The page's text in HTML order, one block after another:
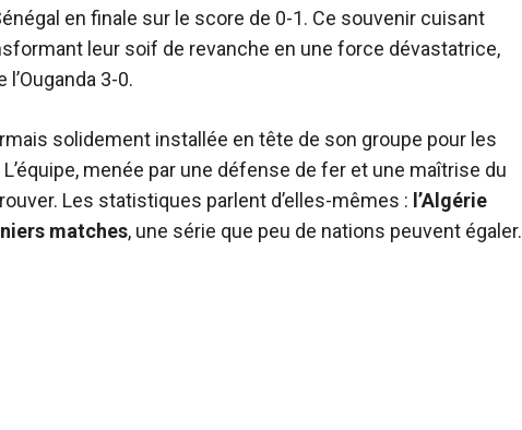
en finale sur le score de 0-1. Ce souvenir cuisant
leur soif de revanche en une force dévastatrice,
3-0.
solidement installée en tête de son groupe pour les
menée par une défense de fer et une maîtrise du
Les statistiques parlent d’elles-mêmes : l’Algérie
matches, une série que peu de nations peuvent égaler.